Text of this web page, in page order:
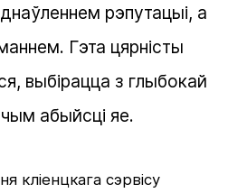
рэпутацыі, а
Гэта цярністы
выбірацца з глыбокай
абыйсці яе.
кліенцкага сэрвісу